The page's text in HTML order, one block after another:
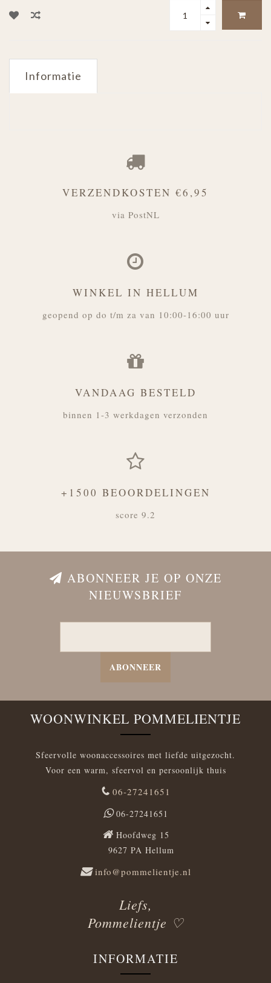
Informatie
VERZENDKOSTEN €6,95
via PostNL
WINKEL IN HELLUM
geopend op do t/m za van 10:00-16:00 uur
VANDAAG BESTELD
binnen 1-3 werkdagen verzonden
+1500 BEOORDELINGEN
score 9.2
ABONNEER JE OP ONZE
NIEUWSBRIEF
ABONNEER
WOONWINKEL POMMELIENTJE
Sfeervolle woonaccessoires met liefde uitgezocht.
Voor een warm, sfeervol en persoonlijk thuis
06-27241651
06-27241651
Hoofdweg 15
9627 PA Hellum
info@pommelientje.nl
Liefs,
Pommelientje ♡
INFORMATIE